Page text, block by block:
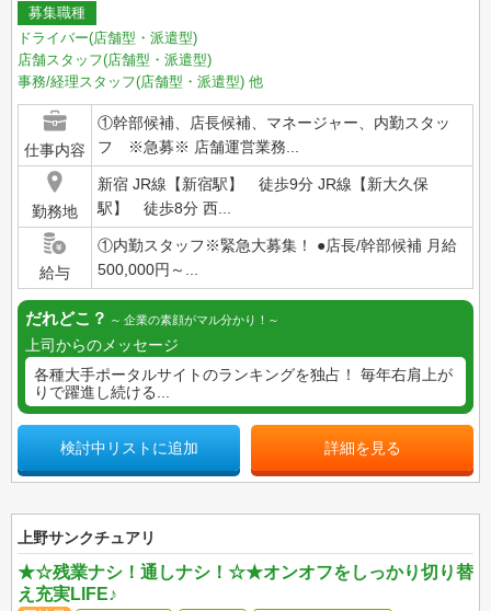
募集職種
ドライバー(店舗型・派遣型)
店舗スタッフ(店舗型・派遣型)
事務/経理スタッフ(店舗型・派遣型) 他
仕事内容
①幹部候補、店長候補、マネージャー、内勤スタッ
フ ※急募※ 店舗運営業務...
勤務地
新宿 JR線【新宿駅】 徒歩9分 JR線【新大久保
駅】 徒歩8分 西...
給与
①内勤スタッフ※緊急大募集！ ●店長/幹部候補 月給
500,000円～...
だれどこ？ 企業の素顔がマル分かり！
上司からのメッセージ
各種大手ポータルサイトのランキングを独占！ 毎年右肩上が
りで躍進し続ける...
検討中リストに追加 詳細を見る
上野サンクチュアリ
★☆残業ナシ！通しナシ！☆★オンオフをしっかり切り替
え充実LIFE♪